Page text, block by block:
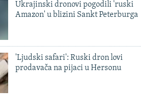
Ukrajinski dronovi pogodili 'ruski
Amazon' u blizini Sankt Peterburga
'Ljudski safari': Ruski dron lovi
prodavača na pijaci u Hersonu